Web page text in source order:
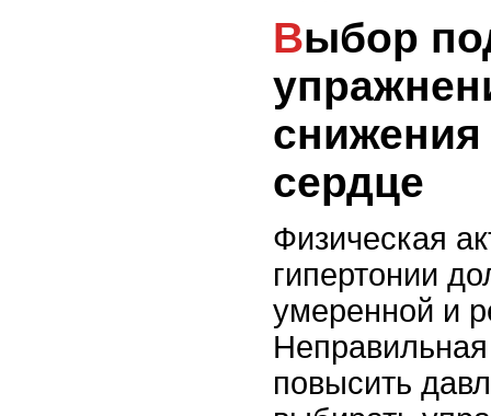
Выбор подходящих
снижения
сердце
Физическая
гипертонии
умеренной и
повысить